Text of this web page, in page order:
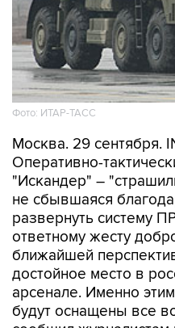
Фото: ИТАР-ТАСС
Москва. 29 сентября.
Оперативно-
"Искандер" –
не сбывшаяся
развернуть систему
ответному жесту
ближайшей
достойное место в
арсенале. Именно
будут оснащены все